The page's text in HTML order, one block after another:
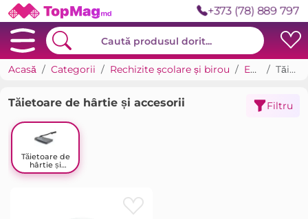
+373 (78) 889 797
Acasă Categorii Rechizite școlare și birou Echipamente postprint Tăietoare de hârtie și accesorii
Tăietoare de hârtie și accesorii Filtru
Tăietoare de
hârtie și
accesorii